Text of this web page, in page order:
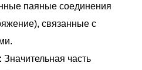
паяные соединения
связанные с
Значительная часть